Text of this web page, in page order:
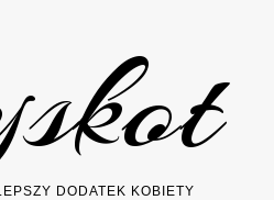
DODATEK KOBIETY